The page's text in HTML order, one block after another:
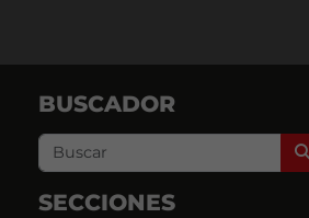
BUSCADOR
SECCIONES